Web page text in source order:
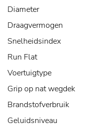
Diameter
Draagvermogen
Snelheidsindex
Run Flat
Voertuigtype
Grip op nat wegdek
Brandstofverbruik
Geluidsniveau